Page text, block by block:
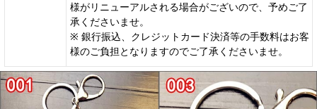
様がリニューアルされる場合がございので、予めご了
承くださいませ。
※ 銀行振込、クレジットカード決済等の手数料はお客
様のご負担となりますのでご了承くださいませ。